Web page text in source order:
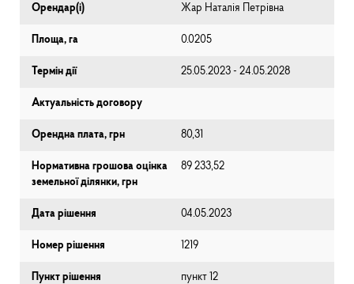
Орендар(і) Жар Наталія Петрівна
Площа, га 0.0205
Термін дії 25.05.2023 - 24.05.2028
Актуальність договору
Орендна плата, грн 80,31
Нормативна грошова оцінка
земельної ділянки, грн
89 233,52
Дата рішення 04.05.2023
Номер рішення 1219
Пункт рішення пункт 12